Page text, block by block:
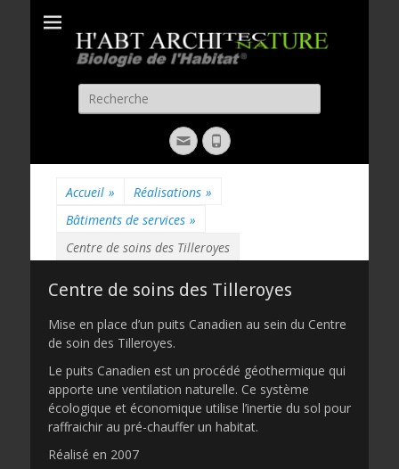
H'ABT
ARCHITECTURE
Recherche
pour:
EmailPhone
Accueil » Réalisations »
Bâtiments de services »
Centre de soins des Tilleroyes
Centre de soins des Tilleroyes
Mise en place d’un puits Canadien au sein du Centre
de soin des Tilleroyes.
Le puits Canadien est un procédé géothermique qui
apporte une ventilation naturelle. Ce système
écologique et économique utilise l’inertie du sol pour
raffraichir au pré-chauffer un habitat.
Réalisé en 2007